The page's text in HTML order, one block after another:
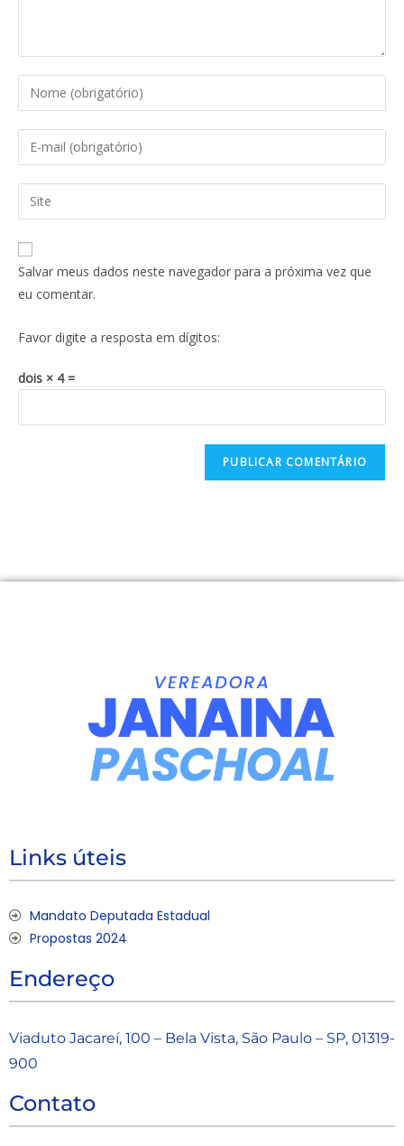
Salvar meus dados neste navegador para a próxima vez que
eu comentar.
Favor digite a resposta em dígitos:
dois × 4 =
Links úteis
Mandato Deputada Estadual
Propostas 2024
Endereço
Viaduto Jacareí, 100 – Bela Vista, São Paulo – SP, 01319-
900
Contato